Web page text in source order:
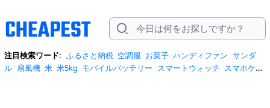
注目検索ワード: ふるさと納税 空調服 お菓子 ハンディファン サンダ
ル 扇風機 米 米5kg モバイルバッテリー スマートウォッチ スマホケー